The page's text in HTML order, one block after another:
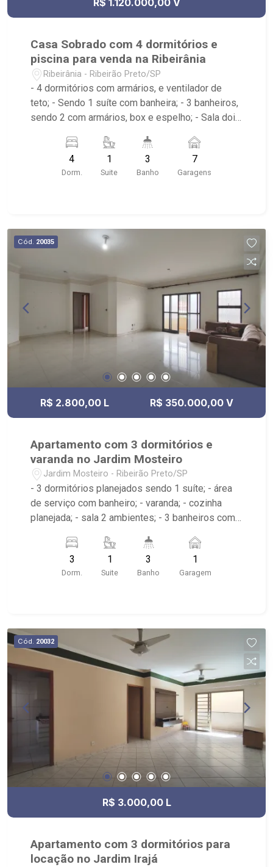
R$ 1.120.000,00 V
Casa Sobrado com 4 dormitórios e
piscina para venda na Ribeirânia
Ribeirânia - Ribeirão Preto/SP
- 4 dormitórios com armários, e ventilador de
teto; - Sendo 1 suíte com banheira; - 3 banheiros,
sendo 2 com armários, box e espelho; - Sala dois
tradicional planejada; - Despensa; - Área de
serviço; - Varanda; - Lavabo; - Piscina com
hidromassagem e prainha; - Aquecimento solar; -
Picanha Restaurante & Chopperia
4
Dorm.
1
Suite
3
Banho
7
Garagens
Cód. 20035
R$ 2.800,00 L R$ 350.000,00 V
Apartamento com 3 dormitórios e
varanda no Jardim Mosteiro
Jardim Mosteiro - Ribeirão Preto/SP
- 3 dormitórios planejados sendo 1 suíte; - área
de serviço com banheiro; - varanda; - cozinha
planejada; - sala 2 ambientes; - 3 banheiros com
próximo ao Shopping Santa Ursula, Bar do
Nelson, Stone Wall
3
Dorm.
1
Suite
3
Banho
1
Garagem
Cód. 20032
R$ 3.000,00 L
Apartamento com 3 dormitórios para
locação no Jardim Irajá